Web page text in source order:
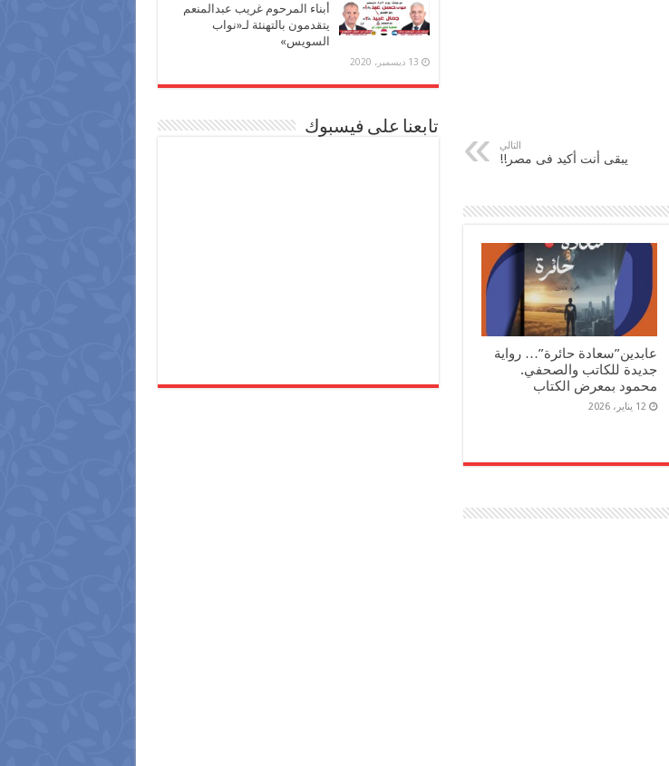
التالي
يبقى أنت أكيد فى مصر!!
عابدين”سعادة حائرة”… رواية
جديدة للكاتب والصحفي.
محمود بمعرض الكتاب
12 يناير، 2026
أبناء المرحوم غريب عبدالمنعم
يتقدمون بالتهنئة لـ«نواب
السويس»
13 ديسمبر، 2020
تابعنا على فيسبوك